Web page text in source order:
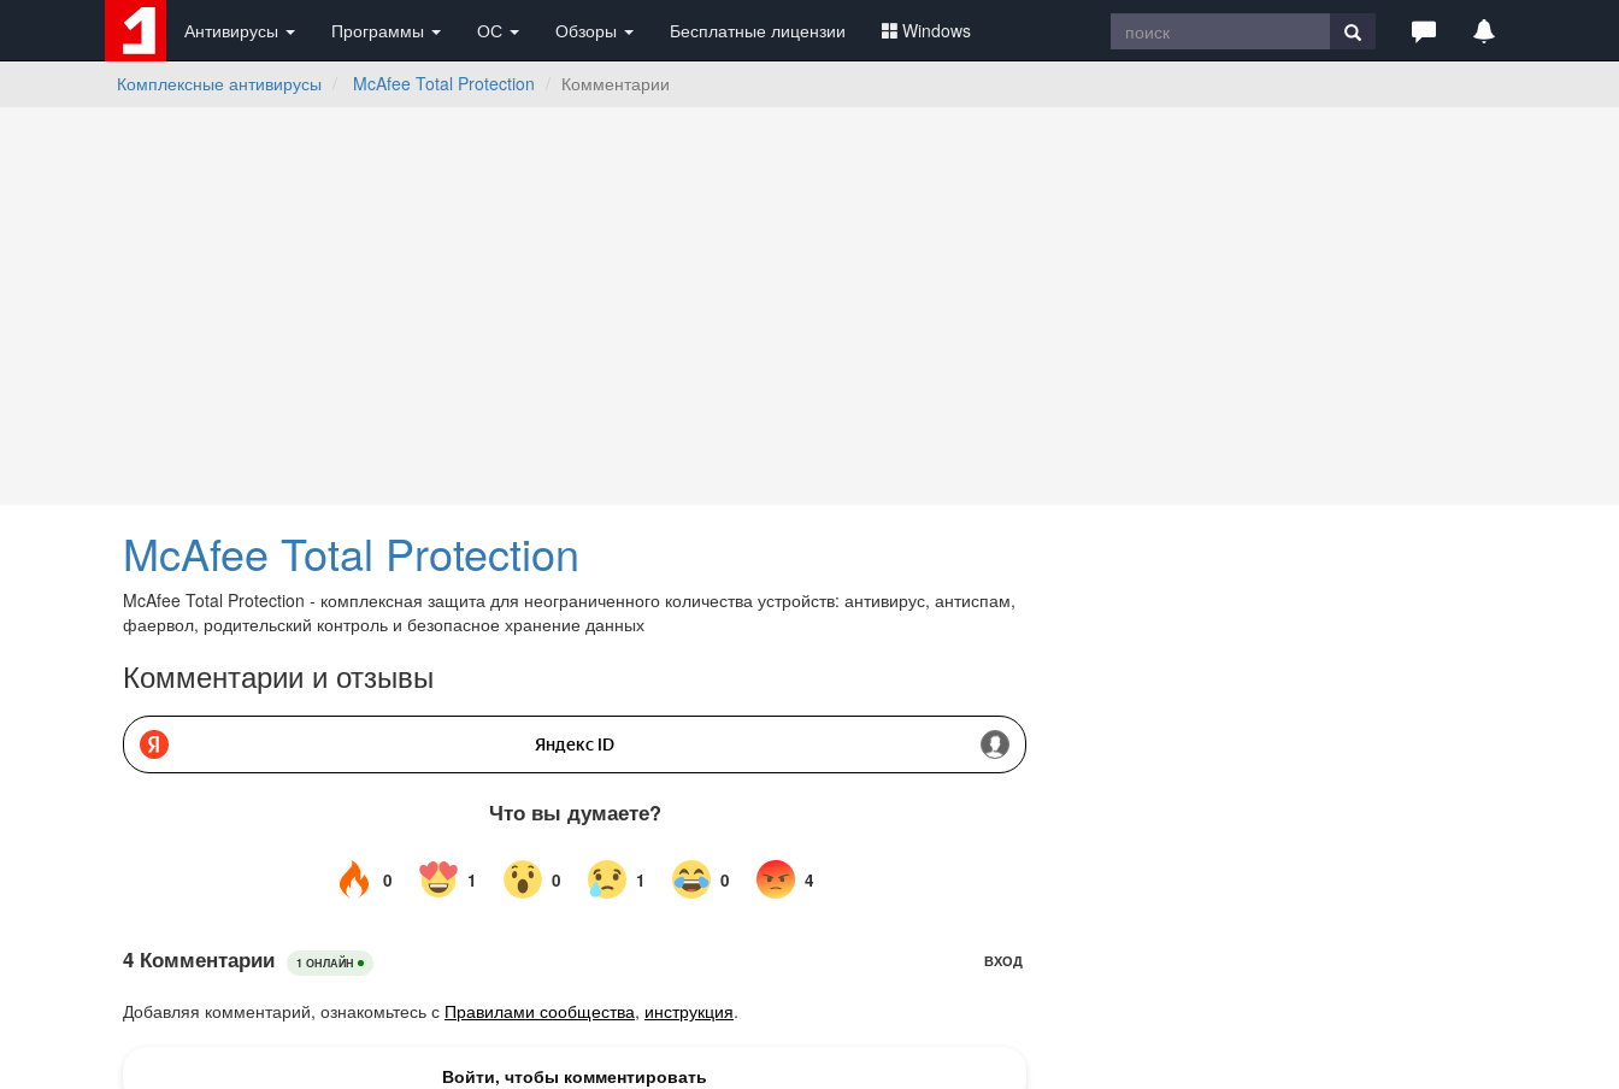
Антивирусы Программы ОС Обзоры Бесплатные лицензии Windows
Комплексные антивирусы McAfee Total Protection Комментарии
McAfee Total Protection
McAfee Total Protection - комплексная защита для неограниченного количества устройств: антивирус, антиспам,
фаервол, родительский контроль и безопасное хранение данных
Комментарии и отзывы